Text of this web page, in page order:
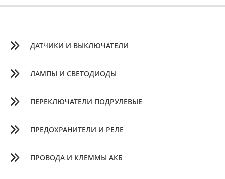
ДАТЧИКИ И ВЫКЛЮЧАТЕЛИ
ЛАМПЫ И СВЕТОДИОДЫ
ПЕРЕКЛЮЧАТЕЛИ ПОДРУЛЕВЫЕ
ПРЕДОХРАНИТЕЛИ И РЕЛЕ
ПРОВОДА И КЛЕММЫ АКБ